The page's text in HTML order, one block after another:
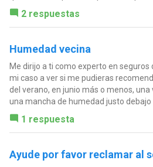
2 respuestas
Humedad vecina
Me dirijo a ti como experto en
mi caso a ver si me pudieras
del verano, en junio más o menos,
una mancha de humedad justo debajo
1 respuesta
Ayude por favor reclamar al